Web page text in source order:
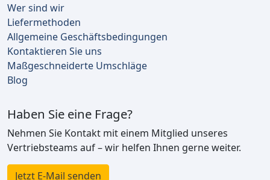
Wer sind wir
Liefermethoden
Allgemeine Geschäftsbedingungen
Kontaktieren Sie uns
Maßgeschneiderte Umschläge
Blog
Haben Sie eine Frage?
Nehmen Sie Kontakt mit einem Mitglied unseres
Vertriebsteams auf – wir helfen Ihnen gerne weiter.
Jetzt E-Mail senden